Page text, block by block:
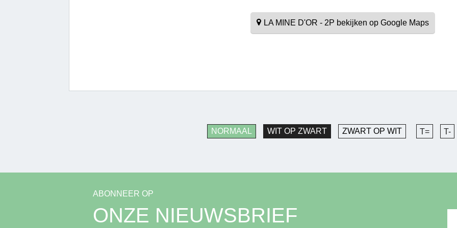
LA MINE D'OR - 2P bekijken op Google Maps
NORMAAL WIT OP ZWART ZWART OP WIT T= T-
ABONNEER OP
ONZE NIEUWSBRIEF